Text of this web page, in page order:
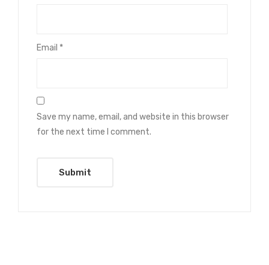
Email *
Save my name, email, and website in this browser
for the next time I comment.